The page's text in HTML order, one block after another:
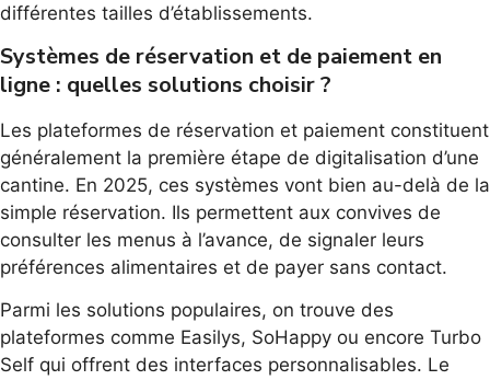
différentes tailles d’établissements.
Systèmes de réservation et de paiement en
ligne : quelles solutions choisir ?
Les plateformes de réservation et paiement constituent
généralement la première étape de digitalisation d’une
cantine. En 2025, ces systèmes vont bien au-delà de la
simple réservation. Ils permettent aux convives de
consulter les menus à l’avance, de signaler leurs
préférences alimentaires et de payer sans contact.
Parmi les solutions populaires, on trouve des
plateformes comme Easilys, SoHappy ou encore Turbo
Self qui offrent des interfaces personnalisables. Le